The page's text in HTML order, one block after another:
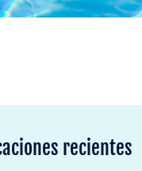
recientes